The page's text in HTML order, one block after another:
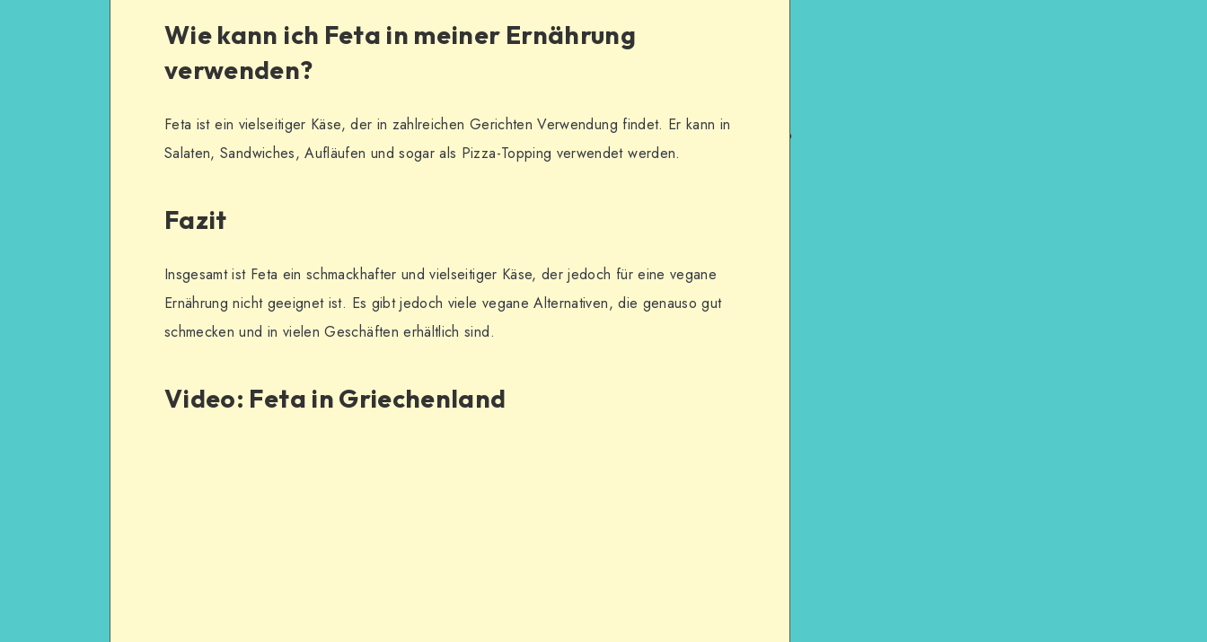
Wie kann ich Feta in meiner Ernährung
verwenden?
Feta ist ein vielseitiger Käse, der in zahlreichen Gerichten Verwendung findet. Er kann in
Salaten, Sandwiches, Aufläufen und sogar als Pizza-Topping verwendet werden.
Fazit
Insgesamt ist Feta ein schmackhafter und vielseitiger Käse, der jedoch für eine vegane
Ernährung nicht geeignet ist. Es gibt jedoch viele vegane Alternativen, die genauso gut
schmecken und in vielen Geschäften erhältlich sind.
Video: Feta in Griechenland